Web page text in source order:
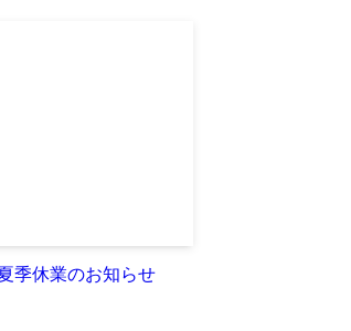
季休業のお知らせ